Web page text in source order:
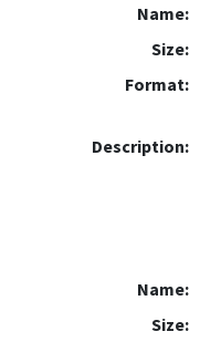
Name:
Size:
Format:
Description:
Name:
Size: